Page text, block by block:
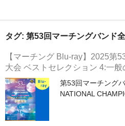
マーチング DVD/BD
全日本マーチング
小学校バンドフェス
マーチング全国大会
マーチンググランプリ
タグ: 第53回マーチングバンド
【マーチング Blu-ray】2025第
大会 ベストセレクション 4:一般
第53回マーチング
NATIONAL